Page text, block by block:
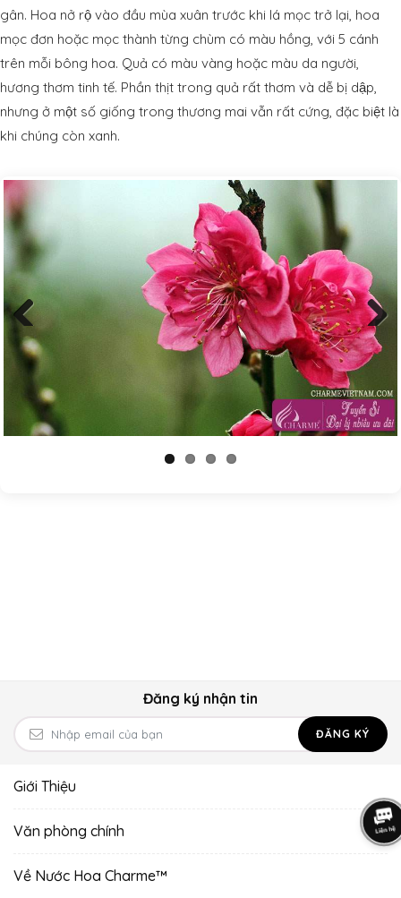
gân. Hoa nở rộ vào đầu mùa xuân trước khi lá mọc trở lại, hoa
mọc đơn hoặc mọc thành từng chùm có màu hồng, với 5 cánh
trên mỗi bông hoa. Quả có màu vàng hoặc màu da người,
hương thơm tinh tế. Phần thịt trong quả rất thơm và dễ bị dập,
nhưng ở một số giống trong thương mai vẫn rất cứng, đặc biệt là
khi chúng còn xanh.
Previous Next
Đăng ký nhận tin
ĐĂNG KÝ
Giới Thiệu
Văn phòng chính
Về Nước Hoa Charme™